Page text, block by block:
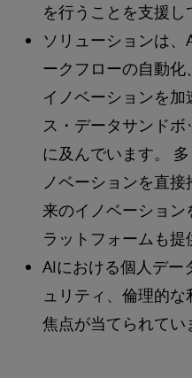
を行うことを支援し
ソリューションは
ークフローの自動
イノベーションを
ス・データサンド
に及んでいます。
ノベーションを直
来のイノベーショ
ラットフォームも提
AIにおける個人デー
ュリティ、倫理的
焦点が当てられてい